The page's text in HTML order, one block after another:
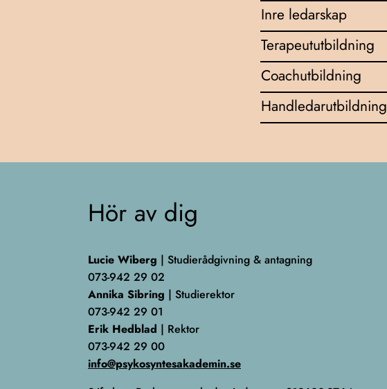
Inre ledarskap
Terapeututbildning
Coachutbildning
Handledarutbildning
Hör av dig
Lucie Wiberg | Studierådgivning & antagning
073-942 29 02
Annika Sibring | Studierektor
073-942 29 01
Erik Hedblad | Rektor
073-942 29 00
info@psykosyntesakademin.se